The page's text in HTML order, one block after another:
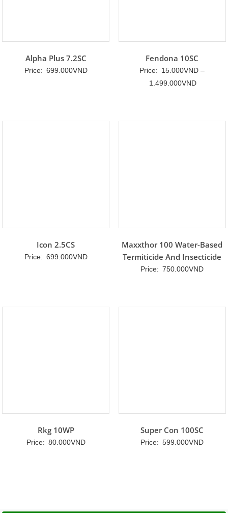
Alpha Plus 7.2SC
Price: 699.000VND
Fendona 10SC
Price: 15.000VND –
1.499.000VNDKhoảng
Icon 2.5CS
Price: 699.000VND
Maxxthor 100 Water-Based
Termiticide And Insecticide
Price: 750.000VND
Rkg 10WP
Price: 80.000VND
Super Con 100SC
Price: 599.000VND